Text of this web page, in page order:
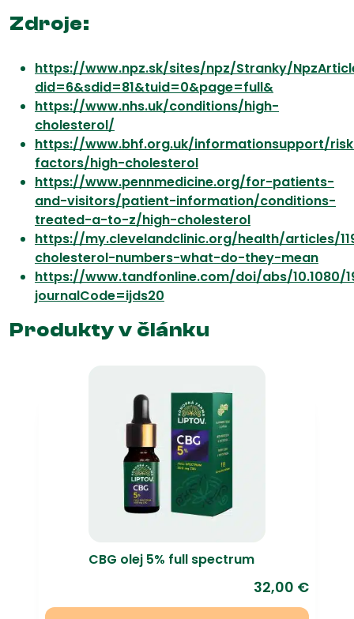
Zdroje:
https://www.npz.sk/sites/npz/Stranky/
did=6&sdid=81&tuid=0&page=full&
https://www.nhs.uk/conditions/high-
cholesterol/
https://www.bhf.org.uk/informationsupport/
factors/high-cholesterol
https://www.pennmedicine.org/for-patients-
and-visitors/patient-information/conditions-
treated-a-to-z/high-cholesterol
https://my.clevelandclinic.org/health/articles/
cholesterol-numbers-what-do-they-mean
https://www.tandfonline.com/doi/abs/10.1080/
journalCode=ijds20
Produkty v článku
CBG olej 5% full spectrum
32,00 €